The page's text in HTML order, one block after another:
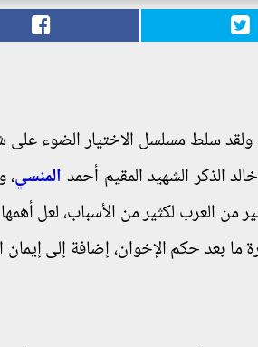
ولقد سلط مسلسل الاختيار الضوء
الذكر الشهيد المقيم أحمد المنسي،
العرب لكثير من الأسباب، لعل
بعد حكم الإخوان، إضافة إلى إيمان